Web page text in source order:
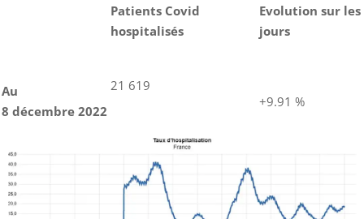
Patients Covid
hospitalisés
Evolution sur
jours
Au
8 décembre 2022
21 619
+9.91 %